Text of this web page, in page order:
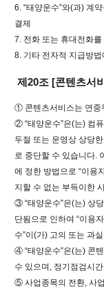
6. “태양운수”와(과) 계
결제
7. 전화 또는 휴대전화를
8. 기타 전자적 지급방
제20조 [콘텐츠서
① 콘텐츠서비스는 연중
② “태양운수”은(는) 컴
두절 또는 운영상 상당
로 중단할 수 있습니다.
에 정한 방법으로 “이용
지할 수 없는 부득이한
③ “태양운수”은(는) 상
단됨으로 인하여 “이용
수”이(가) 고의 또는 과
④ “태양운수”은(는) 콘
수 있으며, 정기점검시
⑤ 사업종목의 전환, 사